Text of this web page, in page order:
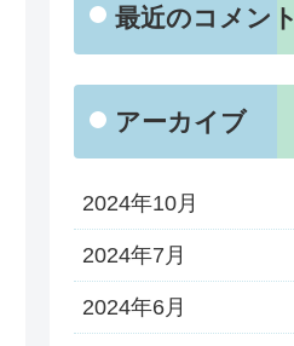
最近のコメント
アーカイブ
2024年10月
2024年7月
2024年6月